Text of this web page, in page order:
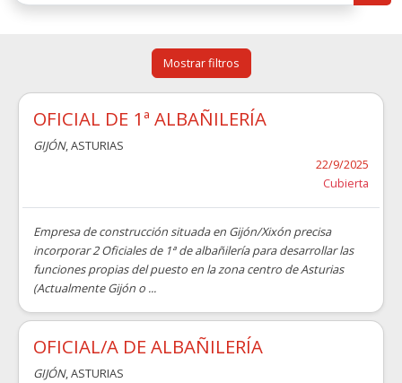
Mostrar filtros
OFICIAL DE 1ª ALBAÑILERÍA
GIJÓN, ASTURIAS
22/9/2025
Cubierta
Empresa de construcción situada en Gijón/Xixón precisa
incorporar 2 Oficiales de 1ª de albañilería para desarrollar las
funciones propias del puesto en la zona centro de Asturias
(Actualmente Gijón o ...
OFICIAL/A DE ALBAÑILERÍA
GIJÓN, ASTURIAS